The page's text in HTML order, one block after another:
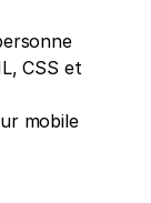
CSS et
mobile